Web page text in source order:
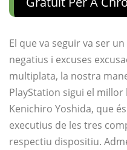
El que va seguir va ser
negatius i excuses
multiplata, la nostra
PlayStation sigui el
Kenichiro Yoshida, que
executius de les tres
respectiu dispositiu.